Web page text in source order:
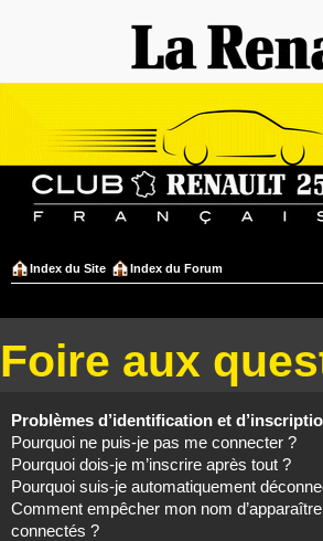
Index du Site Index du Forum
Foire aux
Problèmes d’identification et
Pourquoi ne puis-je pas me connecter ?
Pourquoi dois-je m’inscrire après tout ?
Pourquoi suis-je automatiquement
Comment empêcher mon nom
connectés ?